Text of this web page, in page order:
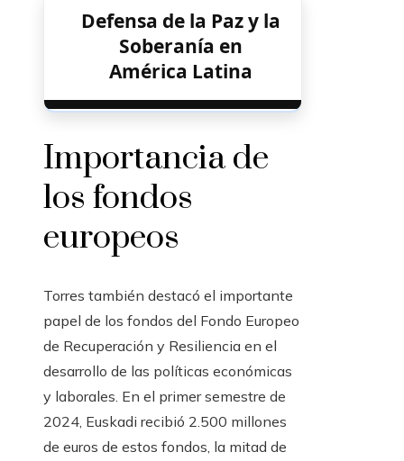
Defensa de la Paz y la
Soberanía en
América Latina
Importancia de
los fondos
europeos
Torres también destacó el importante
papel de los fondos del Fondo Europeo
de Recuperación y Resiliencia en el
desarrollo de las políticas económicas
y laborales. En el primer semestre de
2024, Euskadi recibió 2.500 millones
de euros de estos fondos, la mitad de